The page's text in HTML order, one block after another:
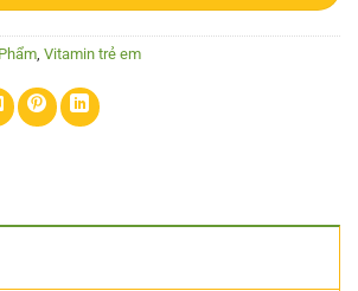
, Vitamin trẻ em